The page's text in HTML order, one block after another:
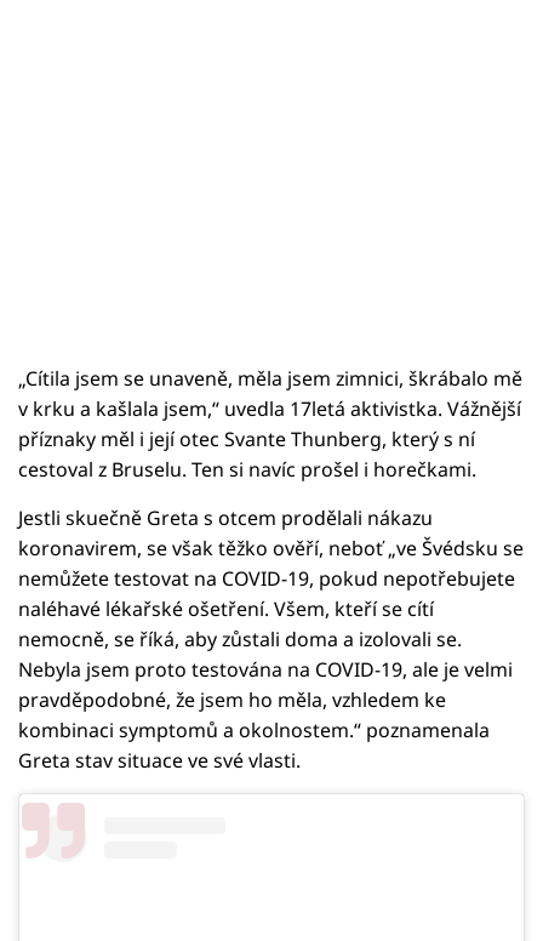
„Cítila jsem se unaveně, měla jsem zimnici, škrábalo mě
v krku a kašlala jsem,“ uvedla 17letá aktivistka. Vážnější
příznaky měl i její otec Svante Thunberg, který s ní
cestoval z Bruselu. Ten si navíc prošel i horečkami.
Jestli skuečně Greta s otcem prodělali nákazu
koronavirem, se však těžko ověří, neboť „ve Švédsku se
nemůžete testovat na COVID-19, pokud nepotřebujete
naléhavé lékařské ošetření. Všem, kteří se cítí
nemocně, se říká, aby zůstali doma a izolovali se.
Nebyla jsem proto testována na COVID-19, ale je velmi
pravděpodobné, že jsem ho měla, vzhledem ke
kombinaci symptomů a okolnostem.“ poznamenala
Greta stav situace ve své vlasti.